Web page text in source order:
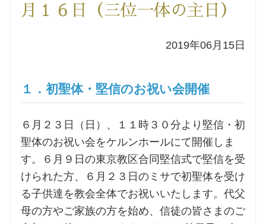
講座のご案内
森田神父の講座
教区カテキスタの講座
三田助祭の講座
オルガンメディテーション
月１６日（三位一体の主日）
2019年06月15日
１．初聖体・堅信のお祝い会開催
６月２３日（日）、１１時３０分より堅信・初
聖体のお祝い会をケルンホールにて開催しま
す。６月９日の東京教区合同堅信式で堅信を受
けられた方、６月２３日のミサで初聖体を受け
る子供達を教会全体でお祝いいたします。代父
母の方やご家族の方を始め、信徒の皆さまのご